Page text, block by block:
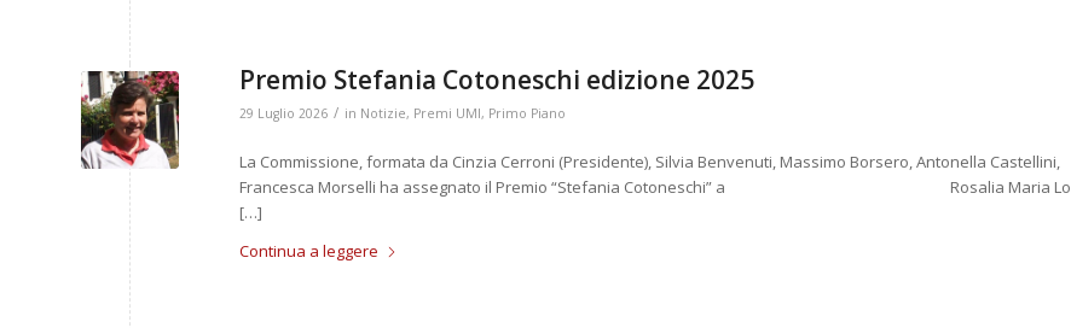
Premio Stefania Cotoneschi edizione 2025
29 Luglio 2026 / in Notizie, Premi UMI, Primo Piano
La Commissione, formata da Cinzia Cerroni (Presidente), Silvia Benvenuti, Massimo Borsero, Antonella Castellini,
Francesca Morselli ha assegnato il Premio “Stefania Cotoneschi” a Rosalia Maria Lo
[…]
Continua a leggere